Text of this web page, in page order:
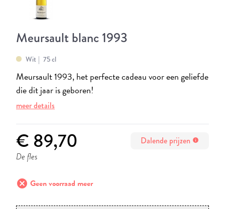
Meursault blanc 1993
Wit 75 cl
Meursault 1993, het perfecte cadeau voor een geliefde
die dit jaar is geboren!
meer details
€ 89,70 Dalende prijzen info
De fles
cancel Geen voorraad meer